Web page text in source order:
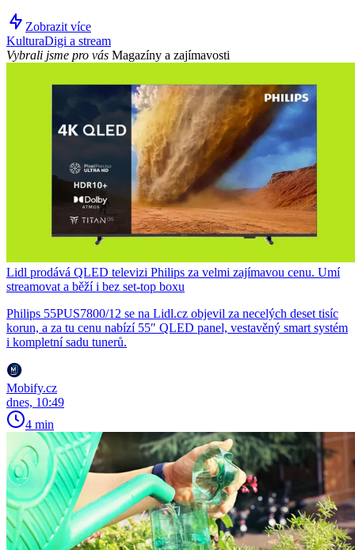
Zobrazit více
KulturaDigi a stream
Vybrali jsme pro vás Magazíny a zajímavosti
Lidl prodává QLED televizi Philips za velmi zajímavou cenu. Umí
streamovat a běží i bez set-top boxu
Philips 55PUS7800/12 se na Lidl.cz objevil za necelých deset tisíc
korun, a za tu cenu nabízí 55″ QLED panel, vestavěný smart systém
i kompletní sadu tunerů.
Mobify.cz
dnes, 10:49
4 min